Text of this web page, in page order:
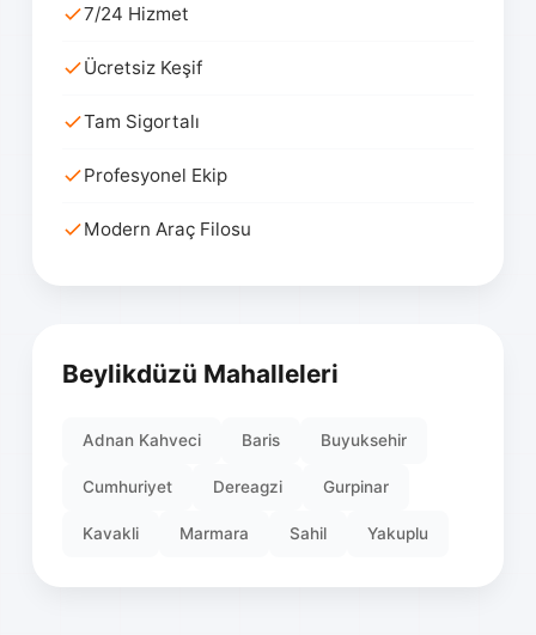
7/24 Hizmet
Ücretsiz Keşif
Tam Sigortalı
Profesyonel Ekip
Modern Araç Filosu
Beylikdüzü Mahalleleri
Adnan Kahveci Baris Buyuksehir
Cumhuriyet Dereagzi Gurpinar
Kavakli Marmara Sahil Yakuplu